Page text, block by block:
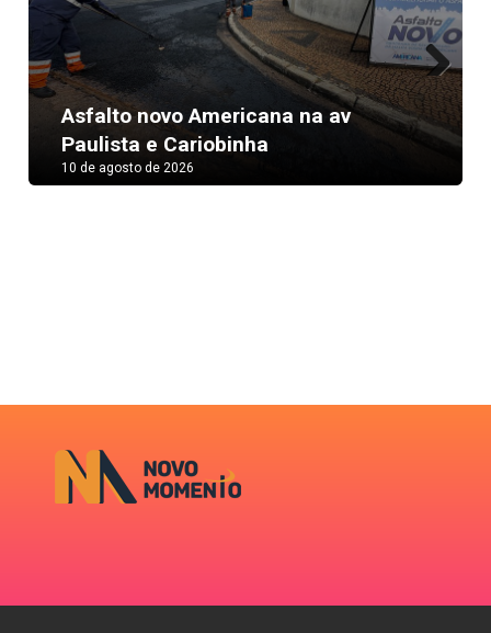
Asfalto novo Americana na av
Paulista e Cariobinha
10 de agosto de 2026
Next